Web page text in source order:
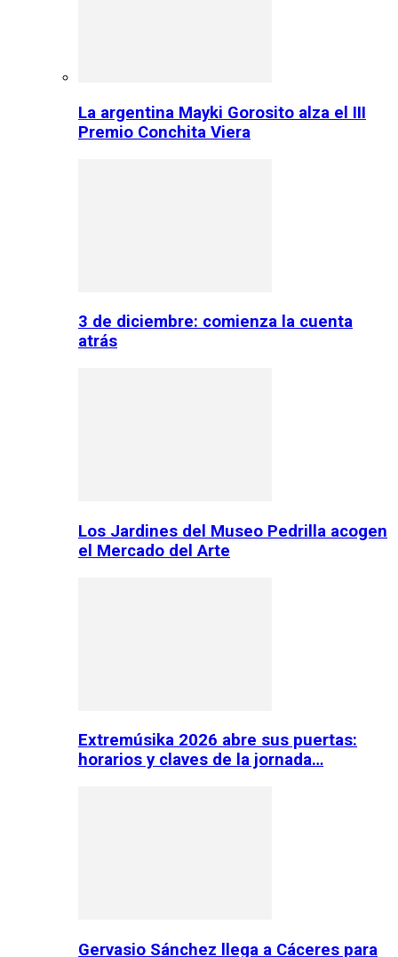
La argentina Mayki Gorosito alza el III
Premio Conchita Viera
3 de diciembre: comienza la cuenta
atrás
Los Jardines del Museo Pedrilla acogen
el Mercado del Arte
Extremúsika 2026 abre sus puertas:
horarios y claves de la jornada…
Gervasio Sánchez llega a Cáceres para